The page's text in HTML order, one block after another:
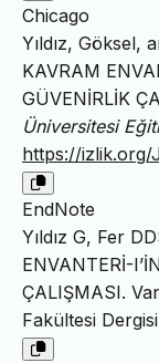
Chicago
Yıldız, Göksel,
KAVRAM
GÜVENİRLİK
Üniversitesi
https://izlik.org/
EndNote
Yıldız G, Fer
ENVANTERİ-
ÇALIŞMASI.
Fakültesi